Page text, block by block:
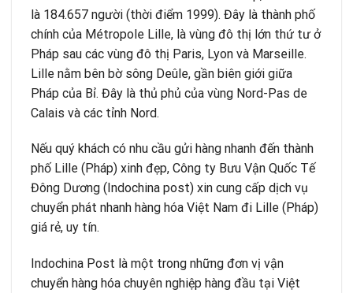
là 184.657 người (thời điểm 1999). Đây là thành phố
chính của Métropole Lille, là vùng đô thị lớn thứ tư ở
Pháp sau các vùng đô thị Paris, Lyon và Marseille.
Lille nằm bên bờ sông Deûle, gần biên giới giữa
Pháp của Bỉ. Đây là thủ phủ của vùng Nord-Pas de
Calais và các tỉnh Nord.
Nếu quý khách có nhu cầu gửi hàng nhanh đến thành
phố Lille (Pháp) xinh đẹp, Công ty Bưu Vận Quốc Tế
Đông Dương (Indochina post) xin cung cấp dịch vụ
chuyển phát nhanh hàng hóa Việt Nam đi Lille (Pháp)
giá rẻ, uy tín.
Indochina Post là một trong những đơn vị vận
chuyển hàng hóa chuyên nghiệp hàng đầu tại Việt